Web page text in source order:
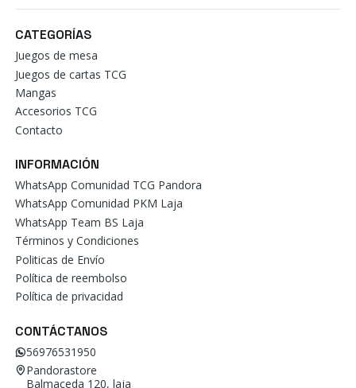
CATEGORÍAS
Juegos de mesa
Juegos de cartas TCG
Mangas
Accesorios TCG
Contacto
INFORMACIÓN
WhatsApp Comunidad TCG Pandora
WhatsApp Comunidad PKM Laja
WhatsApp Team BS Laja
Términos y Condiciones
Politicas de Envío
Política de reembolso
Política de privacidad
CONTÁCTANOS
56976531950
Pandorastore
Balmaceda 120, laja